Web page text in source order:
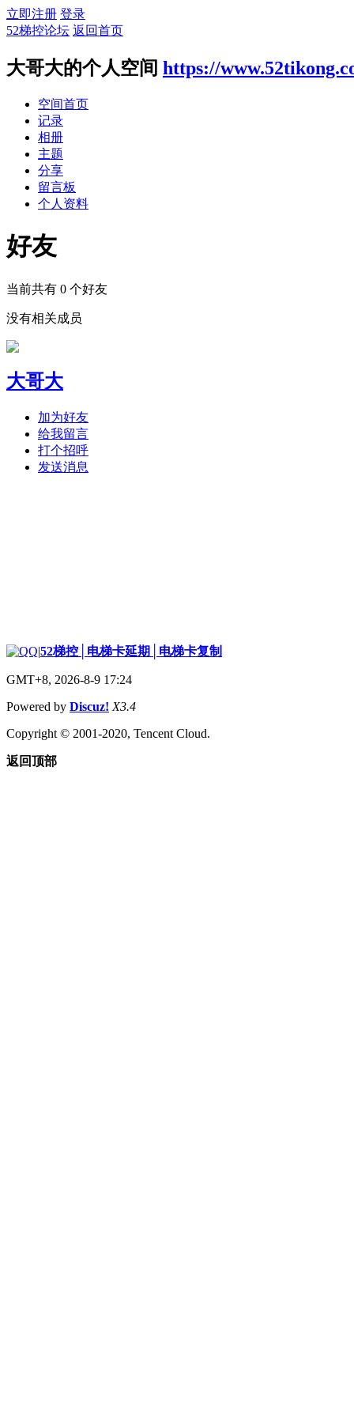
立即注册 登录
52梯控论坛 返回首页
大哥大的个人空间 https://
空间首页
记录
相册
主题
分享
留言板
个人资料
好友
当前共有 0 个好友
没有相关成员
大哥大
加为好友
给我留言
打个招呼
发送消息
|52梯控│电梯卡延期│电梯卡复制
GMT+8, 2026-8-9 17:24
Powered by Discuz! X3.4
Copyright © 2001-2020, Tencent Cloud.
返回顶部